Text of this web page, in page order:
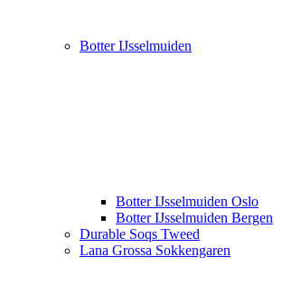
Botter IJsselmuiden
Botter IJsselmuiden Oslo
Botter IJsselmuiden Bergen
Durable Soqs Tweed
Lana Grossa Sokkengaren